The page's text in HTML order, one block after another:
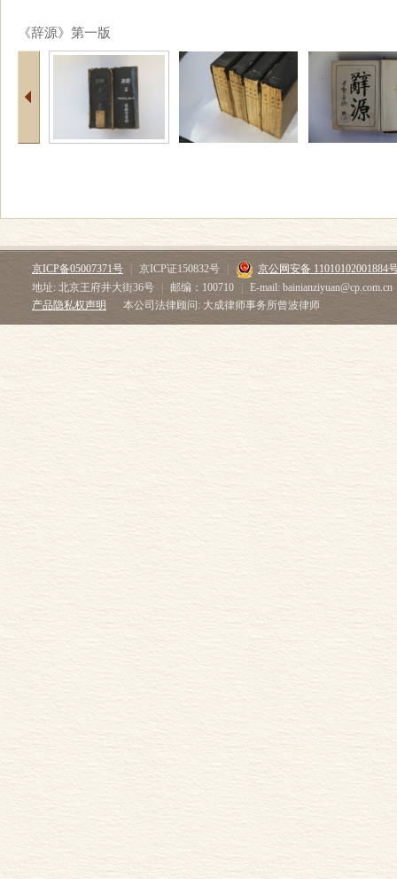
《辞源》第一版
京ICP备05007371号 京ICP证150832号
京公网安备 11010102001884
地址: 北京王府井大街36号
邮编：100710
E-mail: bainianziyuan@cp.com.cn
产品隐私权声明
本公司法律顾问: 大成律师事务所曾波律师